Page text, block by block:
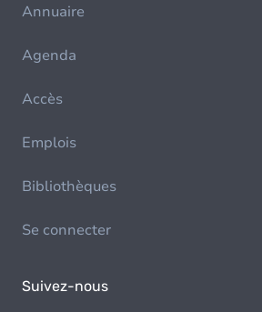
Annuaire
Agenda
Accès
Emplois
Bibliothèques
Se connecter
Suivez-nous